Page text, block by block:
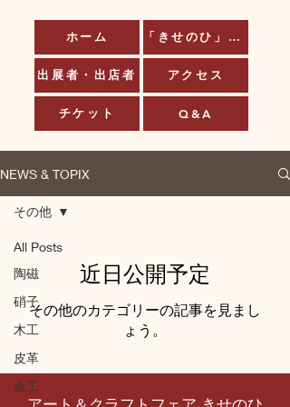
ホーム 「きせのひ」とは
出展者・出店者 アクセス
チケット Q&A
NEWS & TOPIX
All Posts
陶磁
硝子
木工
皮革
金工
その他
近日公開予定
その他のカテゴリーの記事を見まし
ょう。